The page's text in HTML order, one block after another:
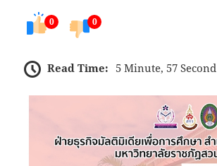
0 0
Read Time: 5 Minute, 57 Second